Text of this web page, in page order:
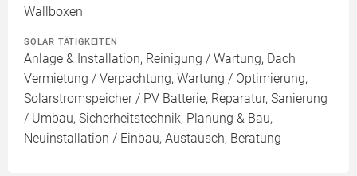
Wallboxen
SOLAR TÄTIGKEITEN
Anlage & Installation, Reinigung / Wartung, Dach
Vermietung / Verpachtung, Wartung / Optimierung,
Solarstromspeicher / PV Batterie, Reparatur, Sanierung
/ Umbau, Sicherheitstechnik, Planung & Bau,
Neuinstallation / Einbau, Austausch, Beratung